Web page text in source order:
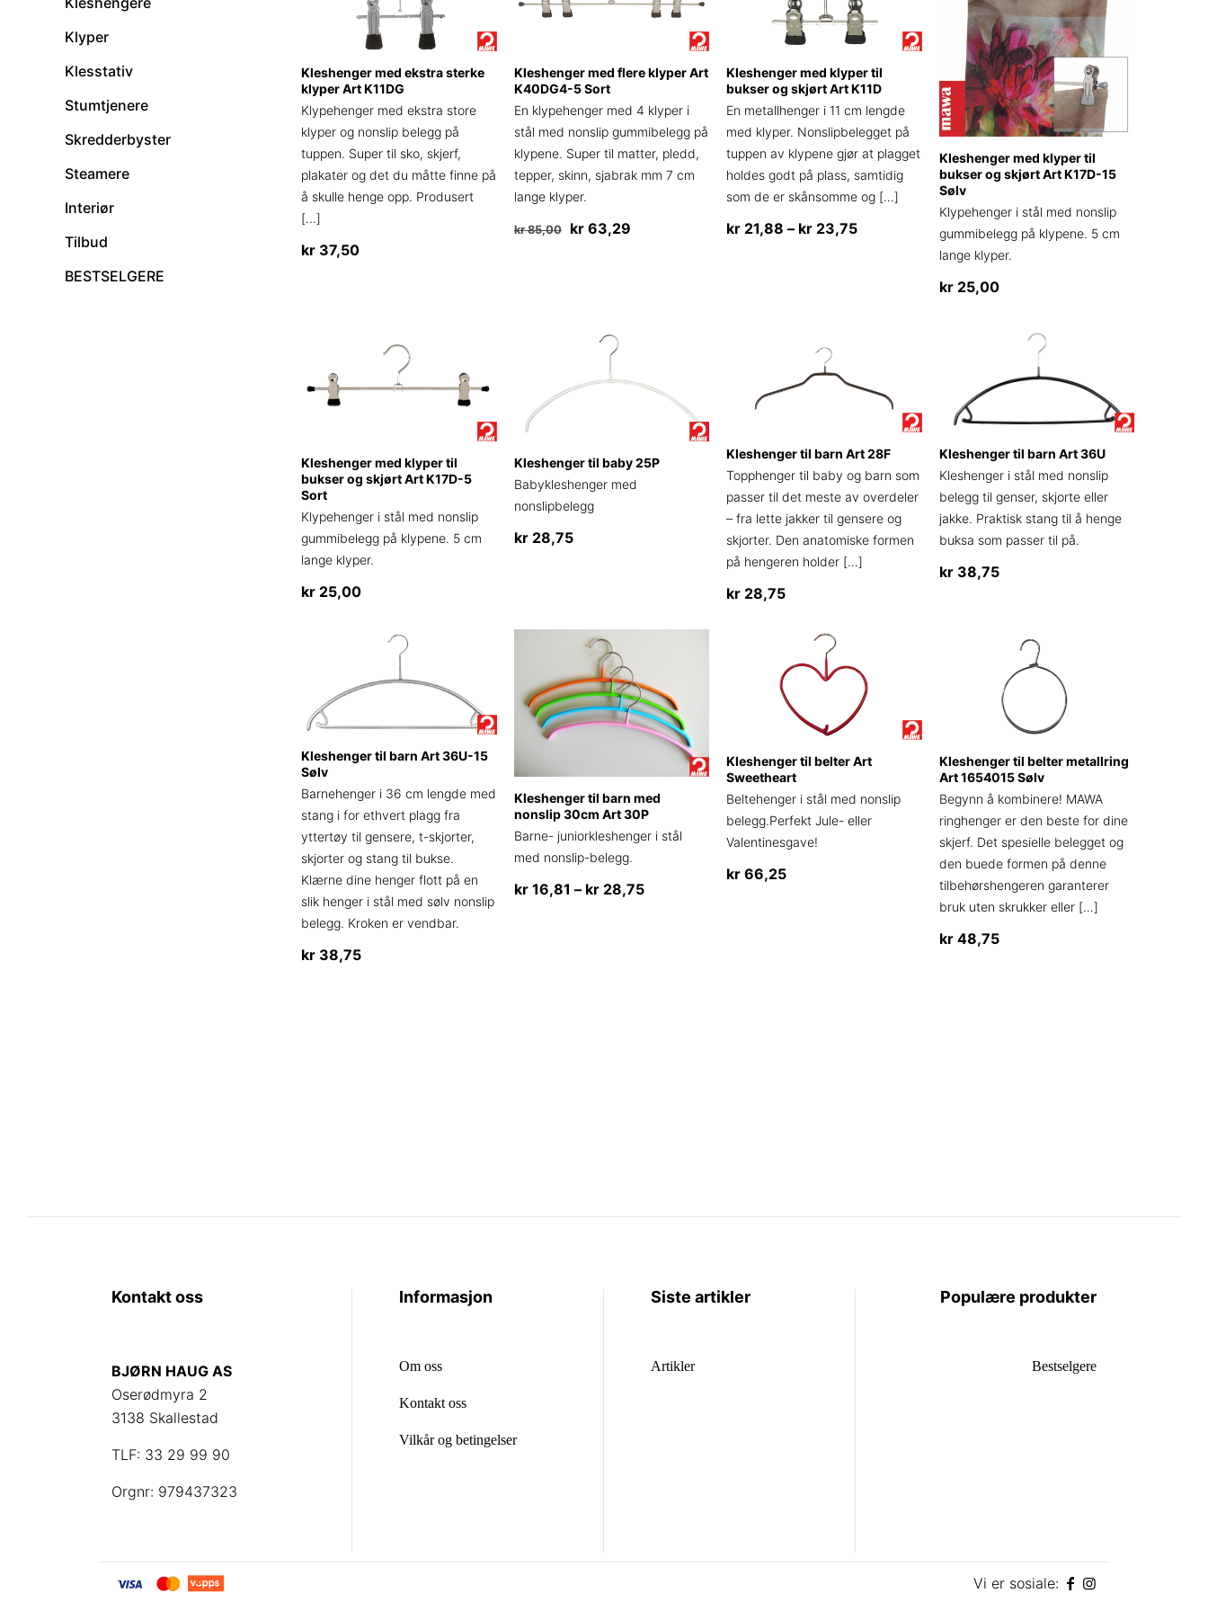
Klyper
Klesstativ
Stumtjenere
Skredderbyster
Steamere
Interiør
Tilbud
BESTSELGERE
Kleshenger med ekstra sterke
klyper Art K11DG
Klypehenger med ekstra store
klyper og nonslip belegg på
tuppen. Super til sko, skjerf,
plakater og det du måtte finne på
å skulle henge opp. Produsert
[…]
kr 37,50
varianter.
Alternativene
på
produktsiden
Kleshenger med flere klyper Art
K40DG4-5 Sort
En klypehenger med 4 klyper i
stål med nonslip gummibelegg på
klypene. Super til matter, pledd,
tepper, skinn, sjabrak mm 7 cm
lange klyper.
kr85,00
Opprinnelig
kr63,29Nåværende
Kleshenger med klyper til
bukser og skjørt Art K11D
En metallhenger i 11 cm lengde
med klyper. Nonslipbelegget på
tuppen av klypene gjør at plagget
holdes godt på plass, samtidig
som de er skånsomme og […]
kr 21,88 – kr 23,75Prisområde:
Alternativene
produktsiden
Kleshenger med klyper til
bukser og skjørt Art K17D-15
Sølv
Klypehenger i stål med nonslip
gummibelegg på klypene. 5 cm
lange klyper.
kr25,00
Kleshenger med klyper til
bukser og skjørt Art K17D-5
Sort
Klypehenger i stål med nonslip
gummibelegg på klypene. 5 cm
lange klyper.
kr 25,00
Kleshenger til baby 25P
Babykleshenger med
nonslipbelegg
kr28,75
Alternativene
kan
velges
produktsiden
Kleshenger til barn Art 28F
Topphenger til baby og barn som
passer til det meste av overdeler
– fra lette jakker til gensere og
skjorter. Den anatomiske formen
på hengeren holder […]
kr 28,75
kan
velges
på
produktsiden
Kleshenger til barn Art 36U
Kleshenger i stål med nonslip
belegg til genser, skjorte eller
jakke. Praktisk stang til å henge
buksa som passer til på.
kr38,75
Alternativene
velges
på
produktsiden
Kleshenger til barn Art 36U-15
Sølv
Barnehenger i 36 cm lengde med
stang i for ethvert plagg fra
yttertøy til gensere, t-skjorter,
skjorter og stang til bukse.
Klærne dine henger flott på en
slik henger i stål med sølv nonslip
belegg. Kroken er vendbar.
kr 38,75
Kleshenger til barn med
nonslip 30cm Art 30P
Barne- juniorkleshenger i stål
med nonslip-belegg.
kr16,81 – kr28,75Prisområde:
Kleshenger til belter Art
Sweetheart
Beltehenger i stål med nonslip
belegg.Perfekt Jule- eller
Valentinesgave!
kr 66,25
Kleshenger til belter metallring
Art 1654015 Sølv
Begynn å kombinere! MAWA
ringhenger er den beste for dine
skjerf. Det spesielle belegget og
den buede formen på denne
tilbehørshengeren garanterer
bruk uten skrukker eller[…]
kr48,75
Kontakt oss
BJØRN HAUG AS
Oserødmyra 2
3138 Skallestad
TLF: 33 29 99 90
Orgnr: 979437323
Informasjon
Om oss
Kontakt oss
Vilkår og betingelser
Siste artikler
Artikler
Populære produkter
Bestselgere
Vi er sosiale: